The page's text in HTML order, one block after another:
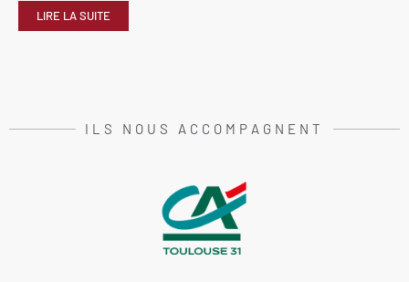
LIRE LA SUITE
ILS NOUS ACCOMPAGNENT